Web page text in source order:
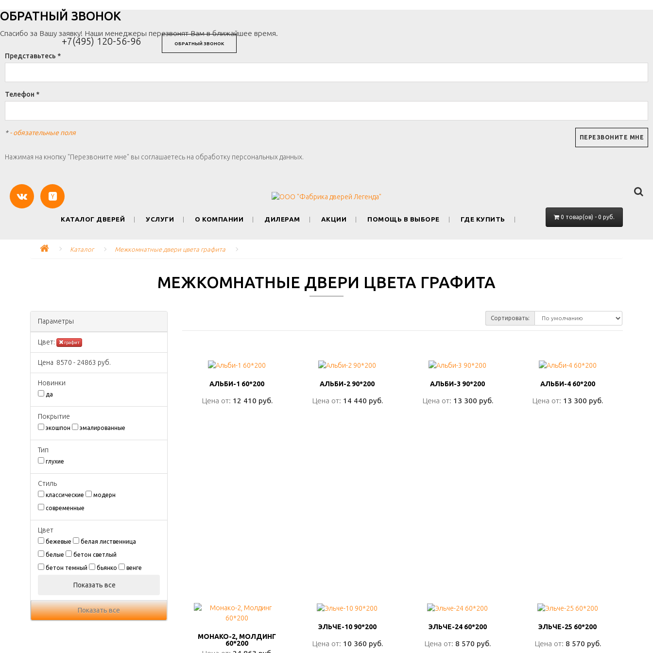
+7(495) 120-56-96 ОБРАТНЫЙ ЗВОНОК
ОБРАТНЫЙ ЗВОНОК
Спасибо за Вашу заявку! Наши менеджеры перезвонят Вам в ближайшее время.
Представьтесь *
Телефон *
*- обязательные поля
Нажимая на кнопку "Перезвоните мне" вы соглашаетесь на обработку персональных данных.
КАТАЛОГ ДВЕРЕЙ УСЛУГИ О КОМПАНИИ ДИЛЕРАМ АКЦИИ ПОМОЩЬ В ВЫБОРЕ ГДЕ КУПИТЬ 0 товар(ов) - 0 руб.
Каталог Межкомнатные двери цвета графита
МЕЖКОМНАТНЫЕ ДВЕРИ ЦВЕТА ГРАФИТА
Параметры
Цвeт: графит
Цена 8570 - 24863 руб.
Новинки
да
Покрытиe
экошпон эмалированные
Тип
глухие
Стиль
классические модерн
современные
Цвeт
бежевые белая лиственница
белые бетон светлый
бетон темный бьянко венге
Показать все
Показать все
Сортировать:
АЛЬБИ-1 60*200
Цена от: 12 410 руб.
АЛЬБИ-1 60*200
Цена от: 12 410 руб.
АЛЬБИ-2 90*200
Цена от: 14 440 руб.
АЛЬБИ-2 90*200
Цена от: 14 440 руб.
АЛЬБИ-3 90*200
Цена от: 13 300 руб.
АЛЬБИ-3 90*200
Цена от: 13 300 руб.
АЛЬБИ-4 60*200
Цена от: 13 300 руб.
АЛЬБИ-4 60*200
Цена от: 13 300 руб.
МОНАКО-2, МОЛДИНГ
60*200
МОНАКО-2, МОЛДИНГ
60*200
ЭЛЬЧЕ-10 90*200
Цена от: 10 360 руб.
ЭЛЬЧЕ-10 90*200
Цена от: 10 360 руб.
ЭЛЬЧЕ-24 60*200
Цена от: 8 570 руб.
ЭЛЬЧЕ-24 60*200
Цена от: 8 570 руб.
ЭЛЬЧЕ-25 60*200
Цена от: 8 570 руб.
ЭЛЬЧЕ-25 60*200
Цена от: 8 570 руб.